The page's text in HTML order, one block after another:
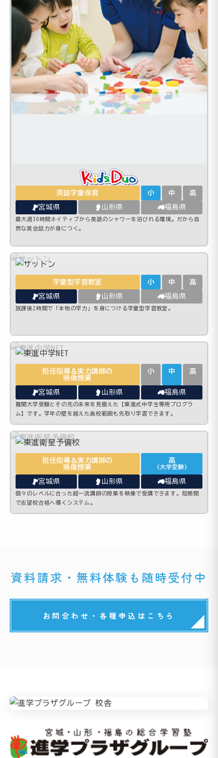
英語学童保育 小 中 高
宮城県 山形県 福島県
最大週30時間ネイティブから英語のシャワーを浴びれる環境。だから自
然な英会話力が身につく。
学童型学習教室 小 中 高
宮城県 山形県 福島県
放課後2時間で「本物の学力」を身につける学童型学習教室。
担任指導＆実力講師の
映像授業
小 中 高
宮城県 山形県 福島県
難関大学受験とその先の未来を見据えた【東進式中学生専用プログラ
ム】です。学年の壁を越えた高校範囲も先取り学習できます。
担任指導＆実力講師の
映像授業
高
(大学受験)
宮城県 山形県 福島県
個々のレベルに合った超一流講師の授業を映像で受講できます。短期間
で志望校合格へ導くシステム。
資料請求・無料体験も随時受付中
お問合わせ・各種申込はこちら